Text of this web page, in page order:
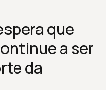
que
a ser
da